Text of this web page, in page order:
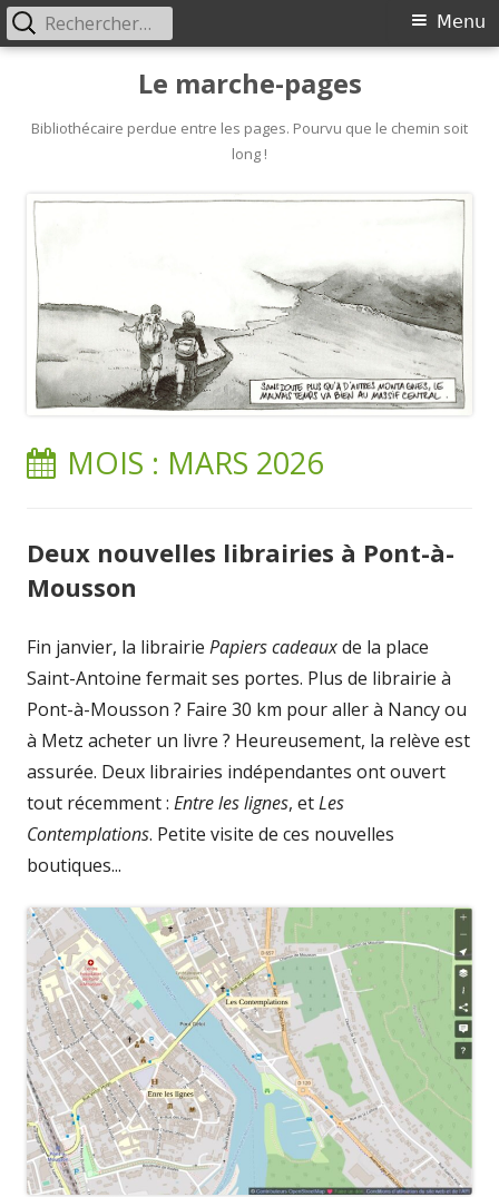
content
Le marche-pages
Bibliothécaire perdue entre les pages. Pourvu que le chemin soit
long !
Primary
Menu
Rechercher :
MOIS : MARS 2026
Deux nouvelles librairies à Pont-à-
Mousson
Fin janvier, la librairie Papiers cadeauxde la place
Saint-Antoine fermait ses portes. Plus de librairie à
Pont-à-Mousson ? Faire 30 km pour aller à Nancy ou
à Metz acheter un livre ? Heureusement, la relève est
assurée. Deux librairies indépendantes ont ouvert
tout récemment : Entre les lignes, etLes
Contemplations. Petite visite de ces nouvelles
boutiques...